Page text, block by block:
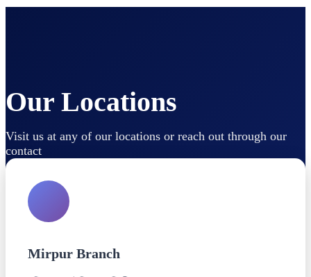
Our Locations
Visit us at any of our locations or reach out through our
contact
Mirpur Branch